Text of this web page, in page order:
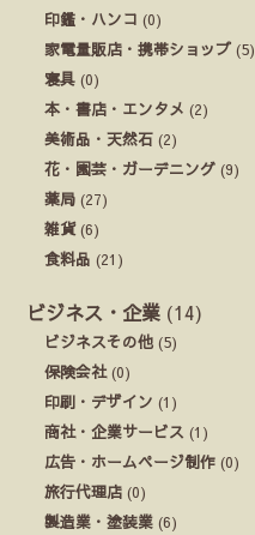
印鑑・ハンコ (0)
家電量販店・携帯ショップ (5)
寝具 (0)
本・書店・エンタメ (2)
美術品・天然石 (2)
花・園芸・ガーデニング (9)
薬局 (27)
雑貨(6)
食料品 (21)
ビジネス・企業 (14)
ビジネスその他 (5)
保険会社(0)
印刷・デザイン (1)
商社・企業サービス (1)
広告・ホームページ制作 (0)
旅行代理店 (0)
製造業・塗装業 (6)